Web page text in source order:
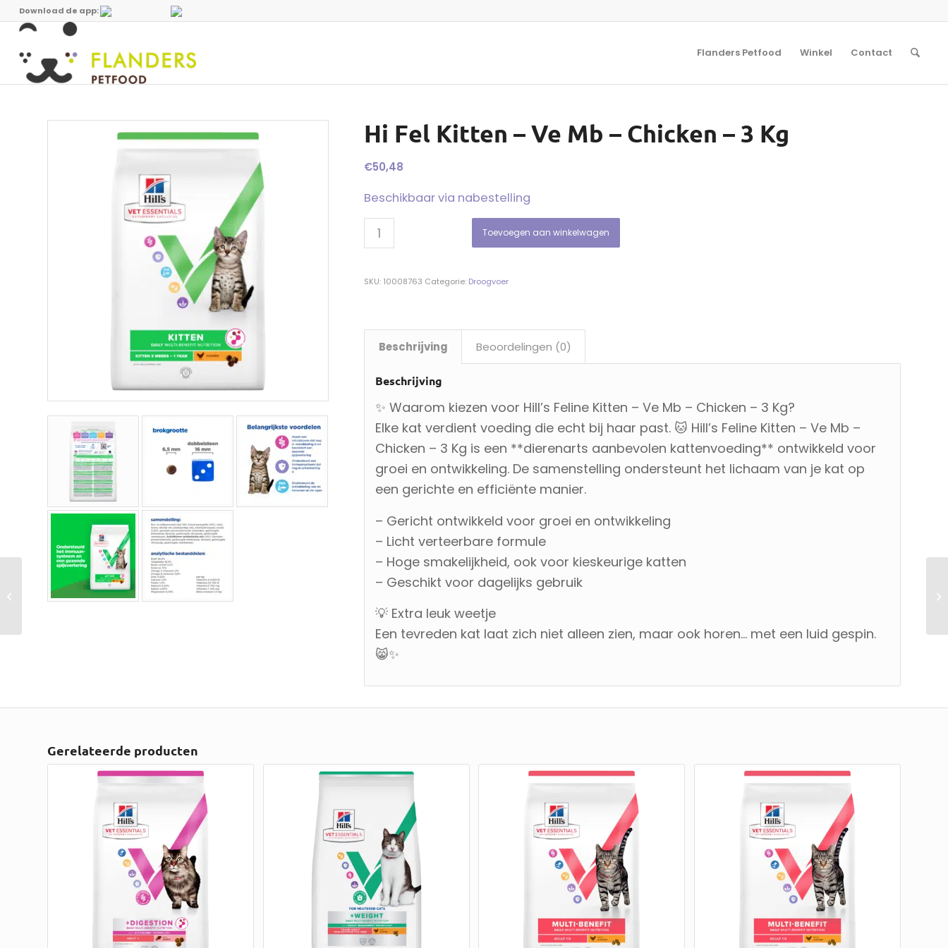
Download de app:
Flanders Petfood Winkel Contact
Hi Fel Kitten – Ve Mb – Chicken – 3 Kg
€50,48
Beschikbaar via nabestelling
Toevoegen aan winkelwagen
SKU: 10008763 Categorie: Droogvoer
Beschrijving Beoordelingen (0)
Beschrijving
✨ Waarom kiezen voor Hill’s Feline Kitten – Ve Mb – Chicken – 3 Kg?
Elke kat verdient voeding die echt bij haar past. 🐱 Hill’s Feline Kitten – Ve Mb –
Chicken – 3 Kg is een **dierenarts aanbevolen kattenvoeding** ontwikkeld voor
groei en ontwikkeling. De samenstelling ondersteunt het lichaam van je kat op
een gerichte en efficiënte manier.
– Gericht ontwikkeld voor groei en ontwikkeling
– Licht verteerbare formule
– Hoge smakelijkheid, ook voor kieskeurige katten
– Geschikt voor dagelijks gebruik
💡 Extra leuk weetje
Een tevreden kat laat zich niet alleen zien, maar ook horen… met een luid gespin.
😸✨
Gerelateerde producten
Hill’s Feline Kitten –
Ve Mb – Chicken – 1,5